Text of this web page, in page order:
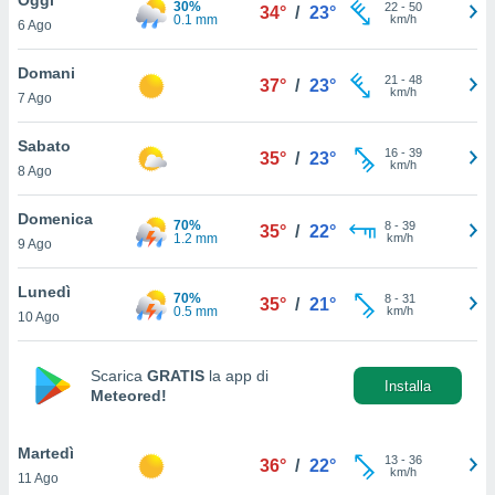
è
al sito
di
ci
di
il
un
la
nella
6 Ago
30%
0.1 mm
34° / 23° 22- 50
km/h
Domani
7 Ago
37° / 23° 21 - 48
km/h
Sabato
8 Ago
35° / 23° 16- 39
km/h
Domenica
9 Ago
70%
1.2 mm
35° / 22° 8- 39
km/h
Lunedì
10 Ago
70%
0.5 mm
35° / 21° 8- 31
km/h
Scarica GRATIS la app di
Meteored!
Installa
Martedì
11 Ago
36° / 22° 13- 36
km/h